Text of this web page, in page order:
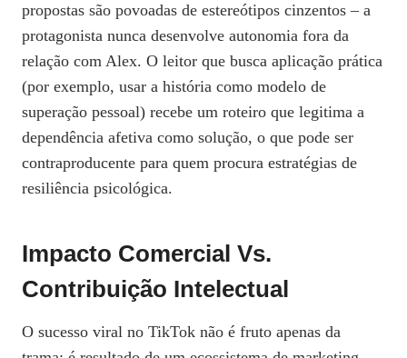
propostas são povoadas de estereótipos cinzentos – a
protagonista nunca desenvolve autonomia fora da
relação com Alex. O leitor que busca aplicação prática
(por exemplo, usar a história como modelo de
superação pessoal) recebe um roteiro que legitima a
dependência afetiva como solução, o que pode ser
contraproducente para quem procura estratégias de
resiliência psicológica.
Impacto Comercial Vs.
Contribuição Intelectual
O sucesso viral no TikTok não é fruto apenas da